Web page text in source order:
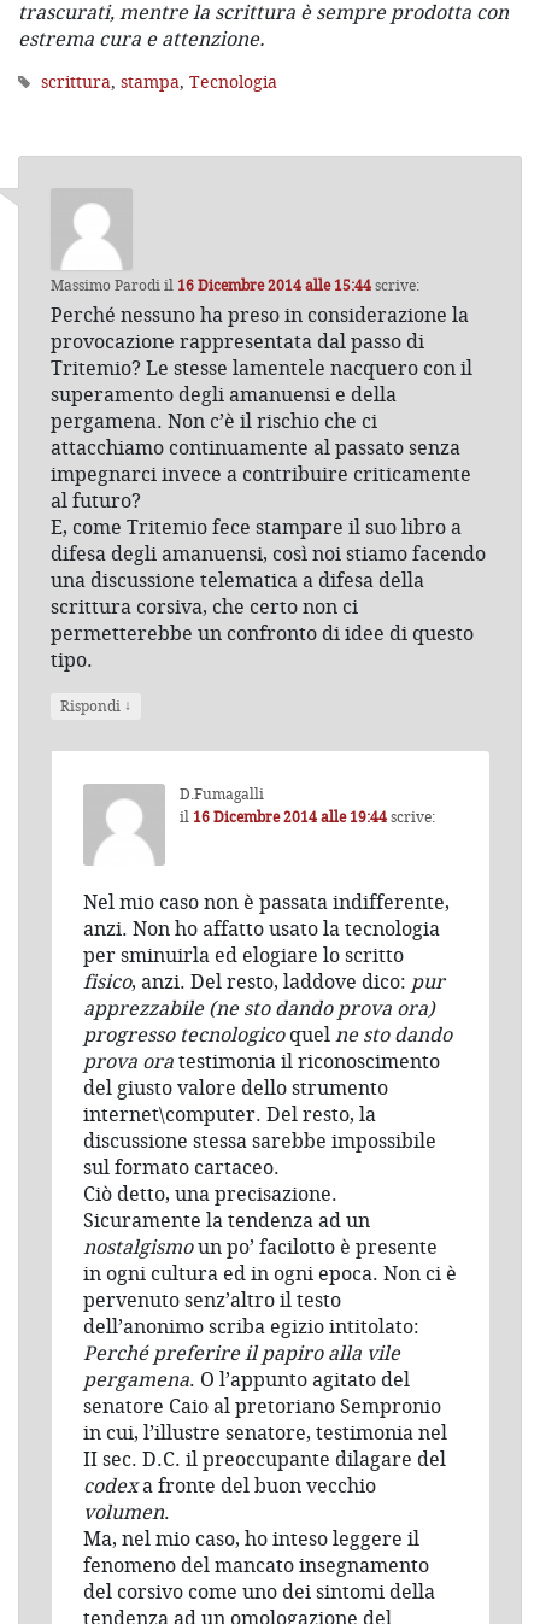
trascurati, mentre la scrittura è sempre prodotta con
estrema cura e attenzione.
scrittura, stampa, Tecnologia
Massimo Parodiil 16 Dicembre 2014 alle 15:44scrive:
Perché nessuno ha preso in considerazione la
provocazione rappresentata dal passo di
Tritemio? Le stesse lamentele nacquero con il
superamento degli amanuensi e della
pergamena. Non c’è il rischio che ci
attacchiamo continuamente al passato senza
impegnarci invece a contribuire criticamente
al futuro?
E, come Tritemio fece stampare il suo libro a
difesa degli amanuensi, così noi stiamo facendo
una discussione telematica a difesa della
scrittura corsiva, che certo non ci
permetterebbe un confronto di idee di questo
tipo.
Rispondi ↓
D.Fumagalli
il16 Dicembre 2014 alle 19:44scrive:
Nel mio caso non è passata indifferente,
anzi. Non ho affatto usato la tecnologia
per sminuirla ed elogiare lo scritto
fisico, anzi. Del resto, laddove dico: pur
apprezzabile (ne sto dando prova ora)
progresso tecnologicoquelne sto dando
prova oratestimonia il riconoscimento
del giusto valore dello strumento
internet\computer. Del resto, la
discussione stessa sarebbe impossibile
sul formato cartaceo.
Ciò detto, una precisazione.
Sicuramente la tendenza ad un
nostalgismoun po’ facilotto è presente
in ogni cultura ed in ogni epoca. Non ci è
pervenuto senz’altro il testo
dell’anonimo scriba egizio intitolato:
Perché preferire il papiro alla vile
pergamena. O l’appunto agitato del
senatore Caio al pretoriano Sempronio
in cui, l’illustre senatore, testimonia nel
II sec. D.C. il preoccupante dilagare del
codexa fronte del buon vecchio
volumen.
Ma, nel mio caso, ho inteso leggere il
fenomeno del mancato insegnamento
del corsivo come uno dei sintomi della
tendenza ad un omologazione del